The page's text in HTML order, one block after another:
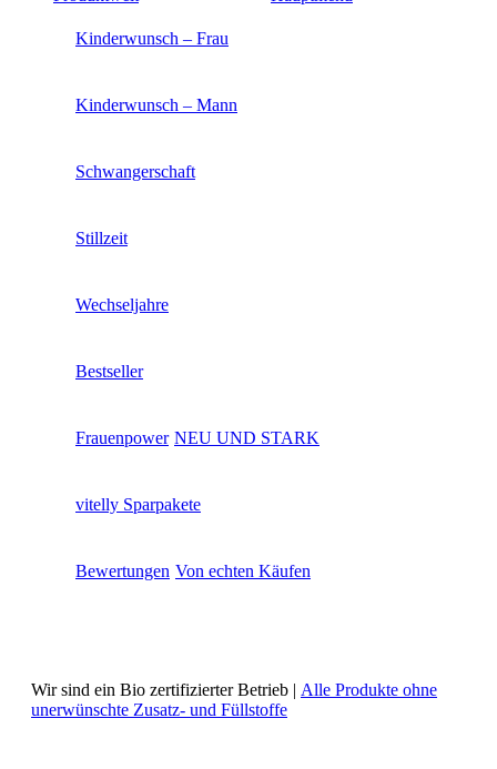
Kinderwunsch – Frau
Kinderwunsch – Mann
Schwangerschaft
Stillzeit
Wechseljahre
Bestseller
Frauenpower NEU UND STARK
vitelly Sparpakete
Bewertungen Von echten Käufen
Wir sind ein Bio zertifizierter Betrieb | Alle Produkte ohne
unerwünschte Zusatz- und Füllstoffe